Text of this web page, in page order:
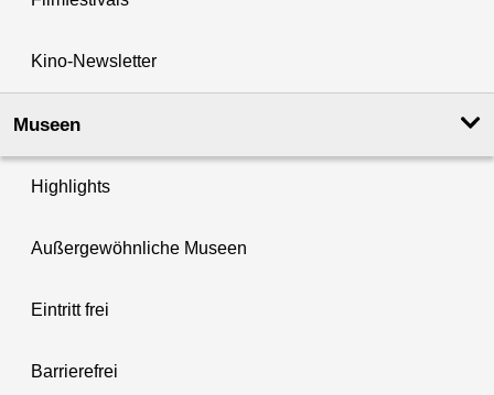
Kino-Newsletter
Museen
Highlights
Außergewöhnliche Museen
Eintritt frei
Barrierefrei